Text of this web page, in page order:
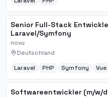
Senior Full-Stack
Laravel/Symfony
novu
Deutschland
Laravel PHP Symfony Vue
Softwareentwickler (m/w/